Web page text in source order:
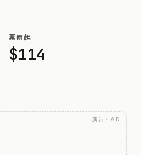
票價起
$114
廣告 · AD